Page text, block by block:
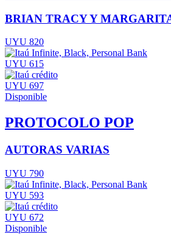
BRIAN TRACY Y
UYU 820
UYU 615
UYU 697
Disponible
PROTOCOLO POP
AUTORAS VARIAS
UYU 790
UYU 593
UYU 672
Disponible